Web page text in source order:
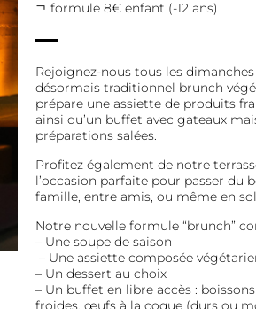
formule 8€ enfant (-12 ans)
Rejoignez-nous tous les
désormais traditionnel brunch
prépare une assiette de produits
ainsi qu’un buffet avec gateaux
préparations salées.
Profitez également de notre
l’occasion parfaite pour passer du
famille, entre amis, ou même en
Notre nouvelle formule “brunch”
– Une soupe de saison
– Une assiette composée
– Un dessert au choix
– Un buffet en libre accès :
froides, œufs à la coque (durs ou